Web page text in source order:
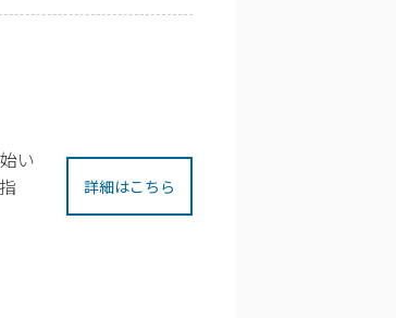
い
詳細はこちら